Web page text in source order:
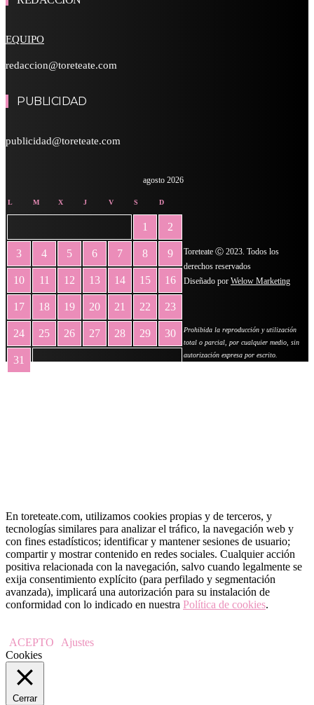
EQUIPO
redaccion@toreteate.com
PUBLICIDAD
publicidad@toreteate.com
agosto 2026
L M X J V S D
1 2
3 4 5 6 7 8 9
10 11 12 13 14 15 16
17 18 19 20 21 22 23
24 25 26 27 28 29 30
31
Toreteate Ⓒ 2023. Todos los
derechos reservados
Diseñado por Welow Marketing
Prohibida la reproducción y utilización
total o parcial, por cualquier medio, sin
autorización expresa por escrito.
En toreteate.com, utilizamos cookies propias y de terceros, y
tecnologías similares para analizar el tráfico, la navegación web y
con fines estadísticos; identificar y mantener sesiones de usuario;
compartir y mostrar contenido en redes sociales. Cualquier acción
positiva relacionada con la navegación, salvo cuando legalmente se
exija consentimiento explícito (para perfilado y segmentación
avanzada), implicará una autorización para su instalación de
conformidad con lo indicado en nuestra Política de cookies.
ACEPTO
Ajustes
Cookies
Cerrar